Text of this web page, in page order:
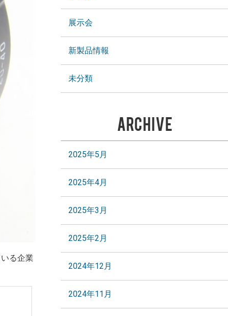
る企業
展示会
新製品情報
未分類
ARCHIVE
2025年5月
2025年4月
2025年3月
2025年2月
2024年12月
2024年11月